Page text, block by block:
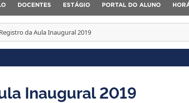
DOCENTES ESTÁGIO PORTAL DO ALUNO
Registro da Aula Inaugural 2019
Inaugural 2019